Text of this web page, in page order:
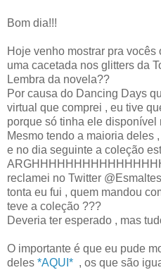
Bom dia!!!
Hoje venho mostrar pra
uma cacetada nos glitters da
Lembra da novela??
Por causa do Dancing Days
virtual que comprei , eu tive
porque só tinha ele disponível
Mesmo tendo a maioria deles
e no dia seguinte a coleção
reclamei no Twitter
tonta eu fui , quem mandou
teve a coleção ???
Deveria ter esperado , mas
O importante é que eu pude
deles *AQUI* , os que são